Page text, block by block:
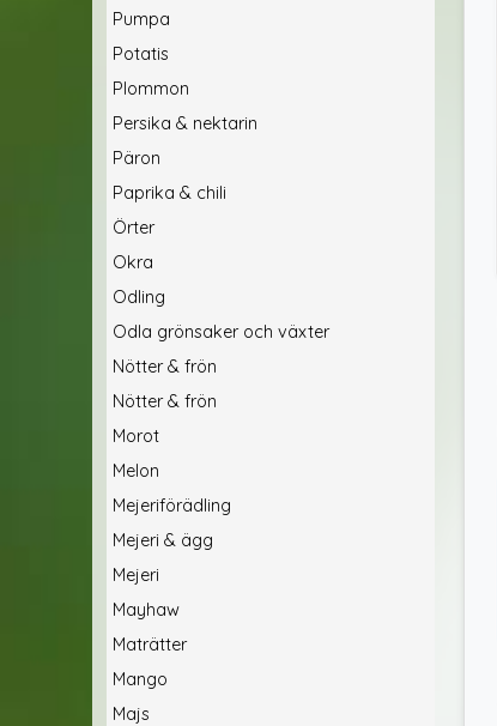
Pumpa
Potatis
Plommon
Persika & nektarin
Päron
Paprika & chili
Örter
Okra
Odling
Odla grönsaker och växter
Nötter & frön
Nötter & frön
Morot
Melon
Mejeriförädling
Mejeri & ägg
Mejeri
Mayhaw
Maträtter
Mango
Majs